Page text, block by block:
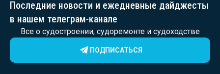
Последние новости и ежедневные дайджесты
в нашем телеграм-канале
Все о судостроении, судоремонте и судоходстве
ПОДПИСАТЬСЯ